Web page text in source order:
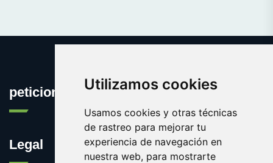
Utilizamos cookies
Usamos cookies y otras técnicas
de rastreo para mejorar tu
experiencia de navegación en
nuestra web, para mostrarte
peticionpopular.com
Legal